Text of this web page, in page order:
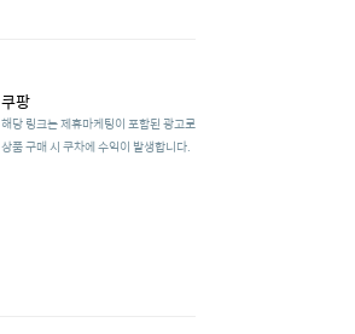
쿠팡
해당 링크는 제휴마케팅이 포함된 광고로
상품 구매 시 쿠차에 수익이 발생합니다.